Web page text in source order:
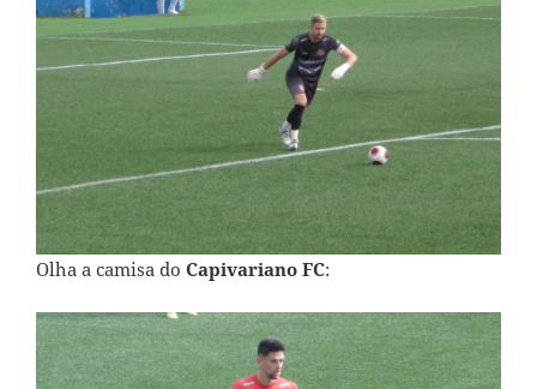
Olha a camisa do Capivariano FC: